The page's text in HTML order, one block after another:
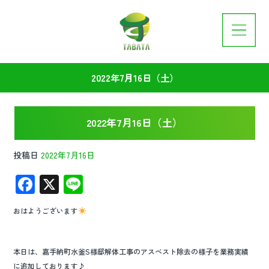
2022年7月16日（土）
2022年7月16日（土）
投稿日 2022年7月16日
F
ac
e
b
o
X
n
e
おはようございます
本日は、嘉手納町水釜S様邸解体工事のアスベスト除去の様子を業務実績
に追加しております♪